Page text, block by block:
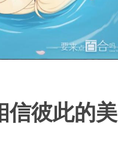
信彼此的美